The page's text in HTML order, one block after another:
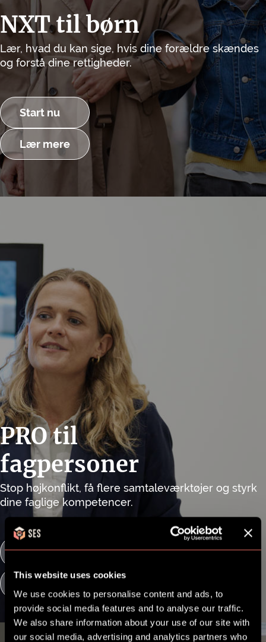
This website uses cookies
We use cookies to personalise content and ads, to
provide social media features and to analyse our traffic.
We also share information about your use of our site with
our social media, advertising and analytics partners who
NXT til børn
Lær, hvad du kan sige, hvis dine forældre skændes
og forstå dine rettigheder.
Start nu
Lær mere
PRO til
fagpersoner
Stop højkonflikt, få flere samtaleværktøjer og styrk
dine faglige kompetencer.
Ansøg her